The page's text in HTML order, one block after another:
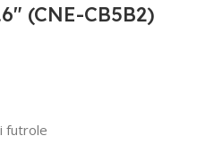
(CNE-CB5B2)
futrole